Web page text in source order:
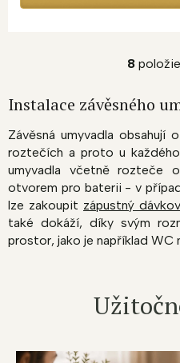
8
Instalace závěsného
Závěsná umyvadla obsahují
roztečích a proto u
umyvadla včetně rozteče
otvorem pro baterii - v
lze zakoupit zápustný
také dokáží, díky svým
prostor, jako je například WC